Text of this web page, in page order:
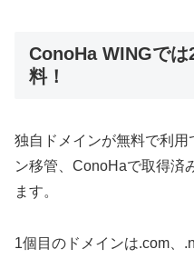
ConoHa WINGで
料！
独自ドメインが無料で利用
ン移管、ConoHaで取得済
ます。
1個目のドメインは.com、